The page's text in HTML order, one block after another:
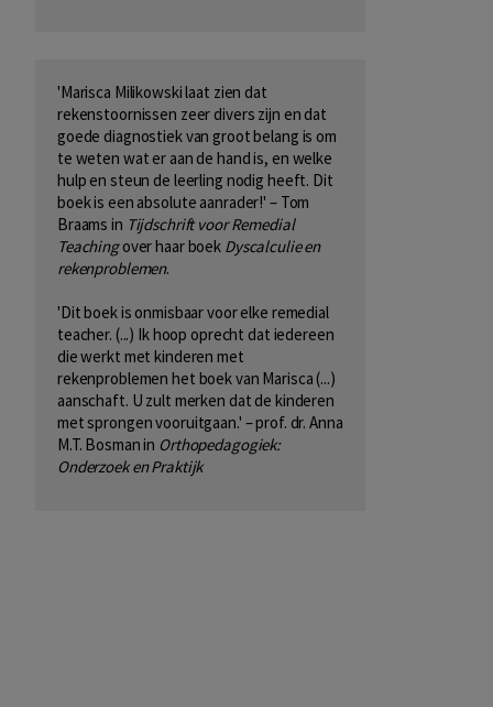
'Marisca Milikowski laat zien dat
rekenstoornissen zeer divers zijn en dat
goede diagnostiek van groot belang is om
te weten wat er aan de hand is, en welke
hulp en steun de leerling nodig heeft. Dit
boek is een absolute aanrader!' – Tom
Braams in Tijdschrift voor Remedial
Teachingover haar boek Dyscalculie en
rekenproblemen.
'Dit boek is onmisbaar voor elke remedial
teacher. (...) Ik hoop oprecht dat iedereen
die werkt met kinderen met
rekenproblemen het boek van Marisca (...)
aanschaft. U zult merken dat de kinderen
met sprongen vooruitgaan.' – prof. dr. Anna
M.T. Bosman in Orthopedagogiek:
Onderzoek en Praktijk